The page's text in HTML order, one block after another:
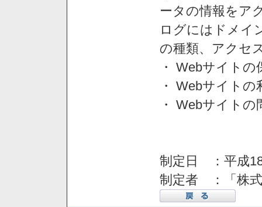
ータの情報をア
ログにはドメイ
の種類、アクセ
・ Webサイトの
・ Webサイト
・ Webサイト
制定日 ：平成
制定者 ：「株